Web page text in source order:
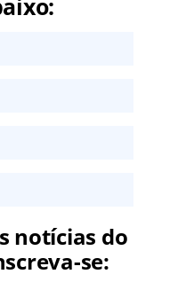
notícias do
se: